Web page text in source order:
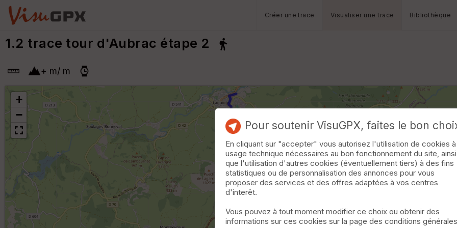
Créer une trace Visualiser une trace Bibliothèque
1.2 trace tour d'Aubrac étape 2
+ m/ m
+
−
Pour soutenir VisuGPX, faites le bon
En cliquant sur "accepter" vous autorisez l'utilisation de cookies à
usage technique nécessaires au bon fonctionnement du site, ainsi
que l'utilisation d'autres cookies (éventuellement tiers) à des fins
statistiques ou de personnalisation des annonces pour vous
proposer des services et des offres adaptées à vos centres
d'interêt.
Vous pouvez à tout moment modifier ce choix ou obtenir des
informations sur ces cookies sur la page des conditions générales